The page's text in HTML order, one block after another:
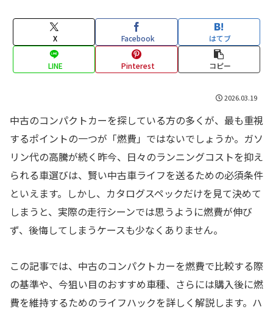
X Facebook はてブ
LINE Pinterest コピー
2026.03.19
中古のコンパクトカーを探している方の多くが、最も重視
するポイントの一つが「燃費」ではないでしょうか。ガソ
リン代の高騰が続く昨今、日々のランニングコストを抑え
られる車選びは、賢い中古車ライフを送るための必須条件
といえます。しかし、カタログスペックだけを見て決めて
しまうと、実際の走行シーンでは思うように燃費が伸び
ず、後悔してしまうケースも少なくありません。
この記事では、中古のコンパクトカーを燃費で比較する際
の基準や、今狙い目のおすすめ車種、さらには購入後に燃
費を維持するためのライフハックを詳しく解説します。ハ